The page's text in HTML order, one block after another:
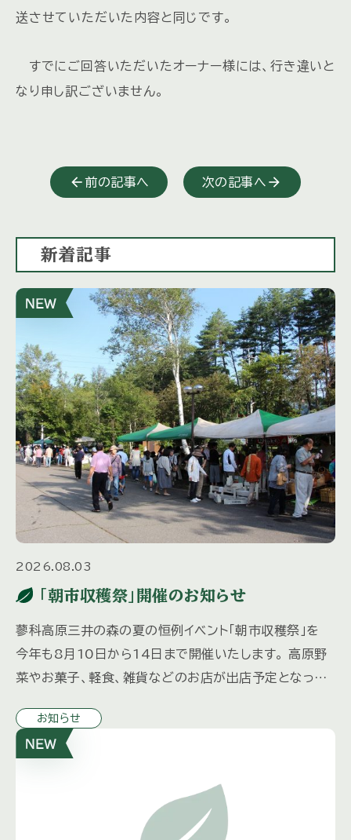
送させていただいた内容と同じです。
すでにご回答いただいたオーナー様には、行き違いと
なり申し訳ございません。
前の記事へ 次の記事へ
新着記事
2026.08.03
「朝市収穫祭」開催のお知らせ
蓼科高原三井の森の夏の恒例イベント「朝市収穫祭」を
今年も8月10日から14日まで開催いたします。 高原野
菜やお菓子、軽食、雑貨などのお店が出店予定となって
ナーを計画中 […]
お知らせ